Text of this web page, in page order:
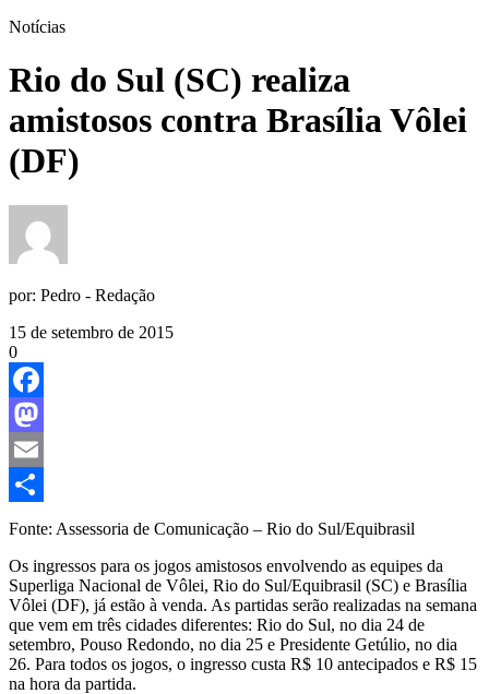
Notícias
Rio do Sul (SC) realiza
amistosos contra Brasília Vôlei
(DF)
por: Pedro - Redação
15 de setembro de 2015
0
Facebook
Mastodon
Email
Share
Fonte: Assessoria de Comunicação – Rio do Sul/Equibrasil
Os ingressos para os jogos amistosos envolvendo as equipes da
Superliga Nacional de Vôlei, Rio do Sul/Equibrasil (SC) e Brasília
Vôlei (DF), já estão à venda. As partidas serão realizadas na semana
que vem em três cidades diferentes: Rio do Sul, no dia 24 de
setembro, Pouso Redondo, no dia 25 e Presidente Getúlio, no dia
26. Para todos os jogos, o ingresso custa R$ 10 antecipados e R$ 15
na hora da partida.